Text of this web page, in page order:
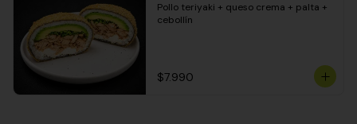
Pollo teriyaki + queso crema + palta +
cebollín
$7.990